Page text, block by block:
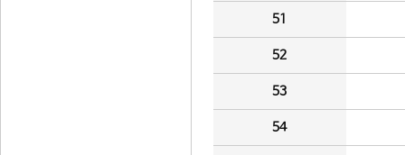
51
52
53
54